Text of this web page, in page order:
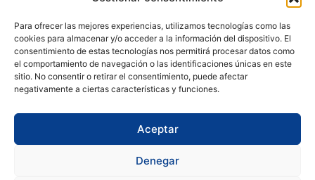
Para ofrecer las mejores experiencias, utilizamos tecnologías como las
cookies para almacenar y/o acceder a la información del dispositivo. El
consentimiento de estas tecnologías nos permitirá procesar datos como
el comportamiento de navegación o las identificaciones únicas en este
sitio. No consentir o retirar el consentimiento, puede afectar
negativamente a ciertas características y funciones.
Aceptar
Denegar
2025
Estatuts
Transparència
Imatge
CATH
Promoció
contacte
Copyright © 2024, Federació Catalana d´Handbol. Desarrollado
porTOOOLS